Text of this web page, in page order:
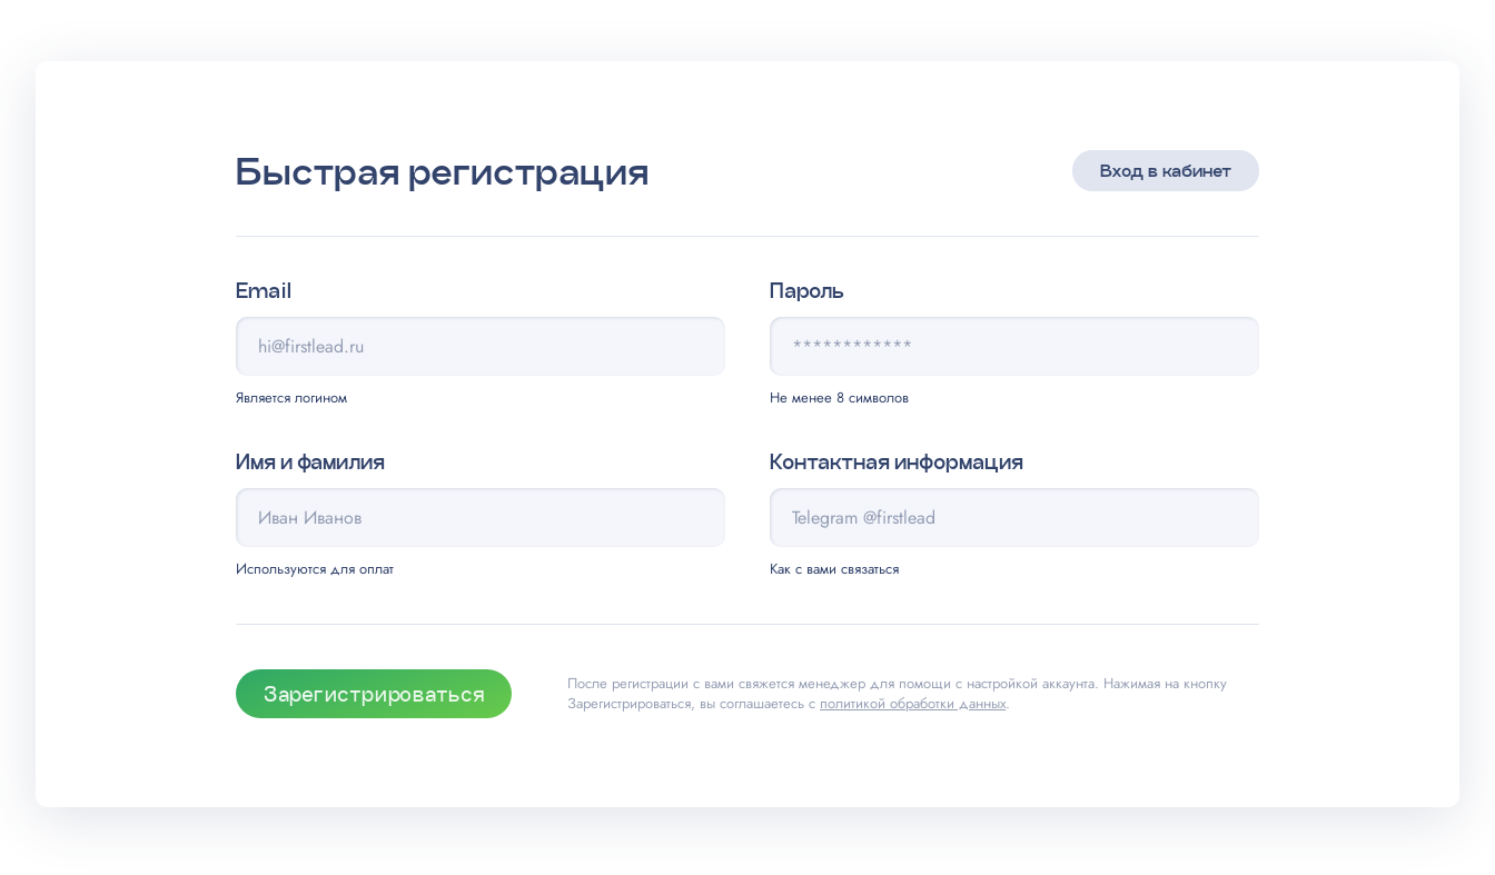
Быстрая регистрация Вход в кабинет
Email
Является логином
Пароль
Не менее 8 символов
Имя и фамилия
Используются для оплат
Контактная информация
Как с вами связаться
Зарегистрироваться
После регистрации с вами свяжется менеджер для помощи с настройкой аккаунта. Нажимая на кнопку
Зарегистрироваться, вы соглашаетесь с политикой обработки данных.